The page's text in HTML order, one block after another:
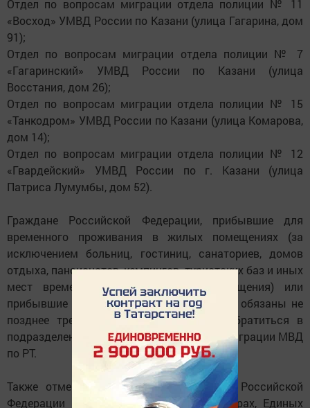
Отдел по вопросам миграции отдела полиции № 11
«Восход» УМВД России по Казани (улица Гагарина, дом
91);
Отдел по вопросам миграции отдела полиции № 7
«Гагаринский» УМВД России по Казани (улица
Восстания, дом 26);
Отдел по вопросам миграции отдела полиции № 15
«Танкодром» УМВД России по Казани (улица Комарова,
дом 14);
Отдел по вопросам миграции отдела полиции № 12
«Гвардейский» УМВД России по г. Казани (улица
Патриса Лумумбы, дом 52).
Граждане Российской Федерации, прибывшие для
временного проживания в жилых помещениях (за
исключением больниц, гостиниц, санаториев, домов
отдыха, пансионатов, кемпингов, туристских баз и иных
мест временного пребывания и размещения) или
прибывшие для постоянного проживания, обязаны не
позднее трех дней со дня прибытия обратиться в
подразделения Управления по вопросам миграции МВД
по РТ.
Также отменяется регистрация граждан Российской
Федерации в многофункциональных центрах, Единых